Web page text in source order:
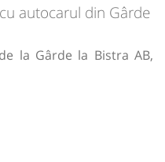
autocarul din Gârde
la Gârde la Bistra AB,